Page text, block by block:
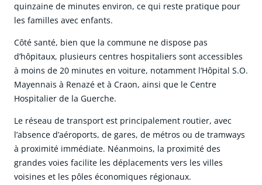
quinzaine de minutes environ, ce qui reste pratique pour
les familles avec enfants.
Côté santé, bien que la commune ne dispose pas
d’hôpitaux, plusieurs centres hospitaliers sont accessibles
à moins de 20 minutes en voiture, notamment l’Hôpital S.O.
Mayennais à Renazé et à Craon, ainsi que le Centre
Hospitalier de la Guerche.
Le réseau de transport est principalement routier, avec
l’absence d’aéroports, de gares, de métros ou de tramways
à proximité immédiate. Néanmoins, la proximité des
grandes voies facilite les déplacements vers les villes
voisines et les pôles économiques régionaux.